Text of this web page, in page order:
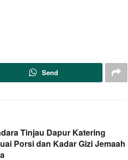
Send
Tinjau Dapur Katering
Porsi dan Kadar Gizi Jemaah